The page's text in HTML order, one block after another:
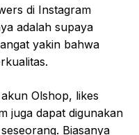
di Instagram
adalah supaya
yakin bahwa
Olshop, likes
juga dapat digunakan
Biasanya